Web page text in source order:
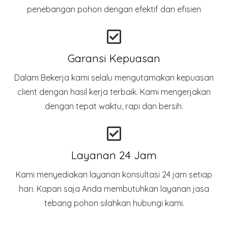
penebangan pohon dengan efektif dan efisien
Garansi Kepuasan
Dalam Bekerja kami selalu mengutamakan kepuasan
client dengan hasil kerja terbaik. Kami mengerjakan
dengan tepat waktu, rapi dan bersih.
Layanan 24 Jam
Kami menyediakan layanan konsultasi 24 jam setiap
hari. Kapan saja Anda membutuhkan layanan jasa
tebang pohon silahkan hubungi kami.